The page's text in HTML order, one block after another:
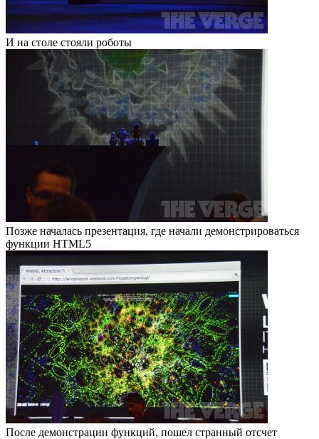
И на столе стояли роботы
Позже началась презентация, где начали демонстрироваться
функции HTML5
После демонстрации функций, пошел странный отсчет